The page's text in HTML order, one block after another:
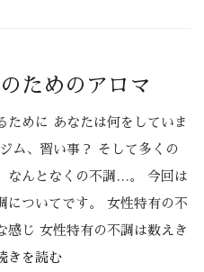
ためのアロマ
ために あなたは何をしていま
ム、習い事？ そして多くの
なんとなくの不調…。 今回は
についてです。 女性特有の不
感じ 女性特有の不調は数えき
きを読む